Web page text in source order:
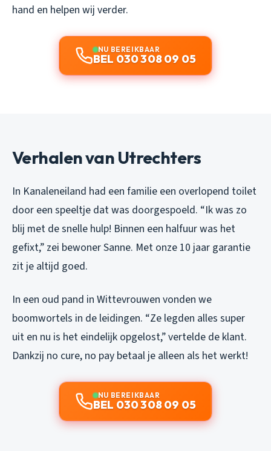
hand en helpen wij verder.
NU BEREIKBAAR
BEL 030 308 09 05
Verhalen van Utrechters
In Kanaleneiland had een familie een overlopend toilet
door een speeltje dat was doorgespoeld. “Ik was zo
blij met de snelle hulp! Binnen een halfuur was het
gefixt,” zei bewoner Sanne. Met onze 10 jaar garantie
zit je altijd goed.
In een oud pand in Wittevrouwen vonden we
boomwortels in de leidingen. “Ze legden alles super
uit en nu is het eindelijk opgelost,” vertelde de klant.
Dankzij no cure, no pay betaal je alleen als het werkt!
NU BEREIKBAAR
BEL 030 308 09 05